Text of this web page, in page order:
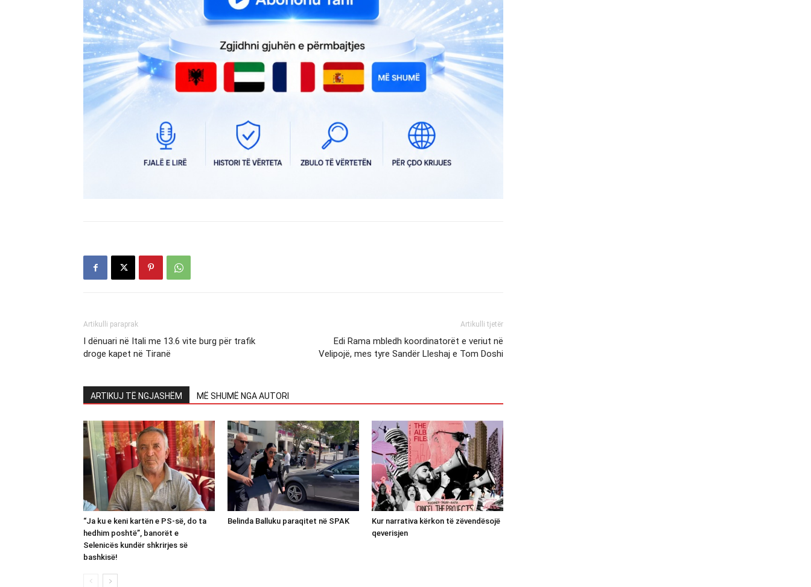
Artikulli paraprak
I dënuari në Itali me 13.6 vite burg për trafik
droge kapet në Tiranë
Artikulli tjetër
Edi Rama mbledh koordinatorët e veriut në
Velipojë, mes tyre Sandër Lleshaj e Tom Doshi
ARTIKUJ TË NGJASHËM MË SHUMË NGA AUTORI
“Ja ku e keni kartën e PS-së, do ta
hedhim poshtë”, banorët e
Selenicës kundër shkrirjes së
bashkisë!
Belinda Balluku paraqitet në SPAK
Kur narrativa kërkon të zëvendësojë
qeverisjen